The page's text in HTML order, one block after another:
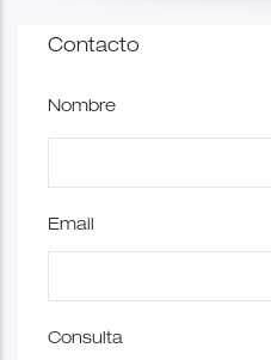
Contacto
Nombre
Email
Consulta